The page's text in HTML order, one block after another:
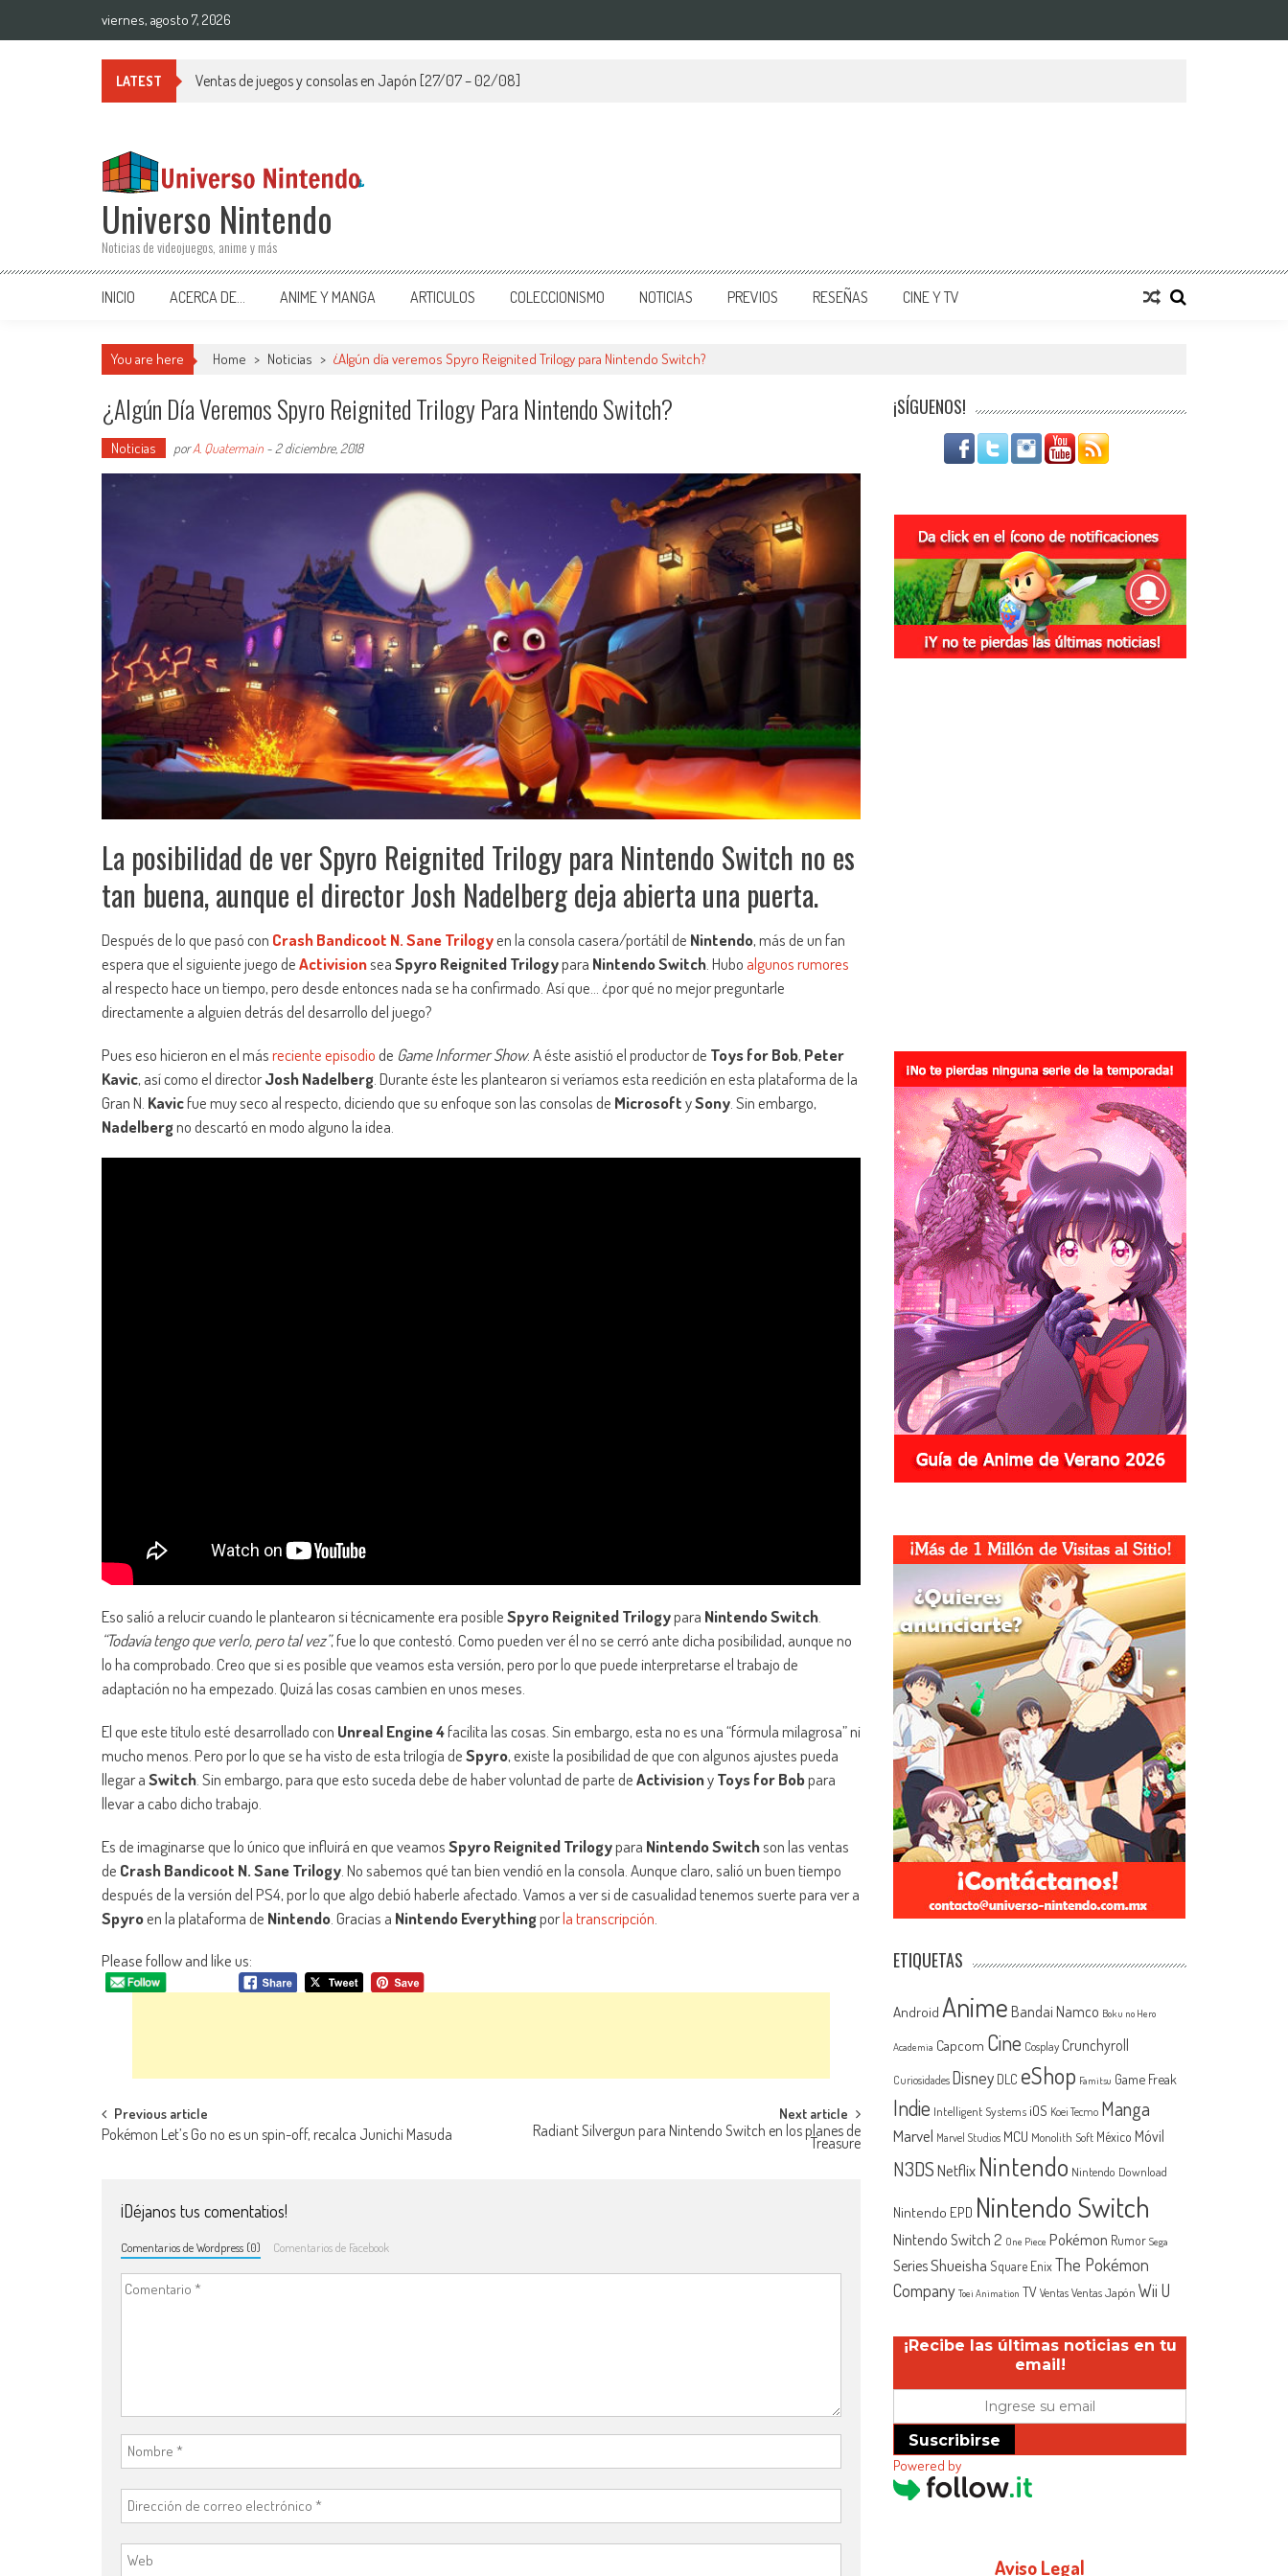
viernes, agosto 7, 2026
LATEST Ventas de juegos y consolas en Japón [27/07 – 02/08]
Universo Nintendo
Noticias de videojuegos, anime y más
INICIO ACERCA DE… ANIME Y MANGA ARTICULOS COLECCIONISMO NOTICIAS PREVIOS RESEÑAS CINE Y TV
You are here Home > Noticias > ¿Algún día veremos Spyro Reignited Trilogy para Nintendo Switch?
¿Algún Día Veremos Spyro Reignited Trilogy Para Nintendo Switch?
Noticias porA. Quatermain - 2 diciembre, 2018
La posibilidad de ver Spyro Reignited Trilogy para Nintendo Switch no es
tan buena, aunque el director Josh Nadelberg deja abierta una puerta.
Después de lo que pasó con Crash Bandicoot N. Sane Trilogyen la consola casera/portátil de Nintendo, más de un fan
espera que el siguiente juego deActivisionseaSpyro Reignited Trilogypara Nintendo Switch. Hubo algunos rumores
al respecto hace un tiempo, pero desde entonces nada se ha confirmado. Así que… ¿por qué no mejor preguntarle
directamente a alguien detrás del desarrollo del juego?
Pues eso hicieron en el másreciente episodiode Game Informer Show. A éste asistió el productor de Toys for Bob, Peter
Kavic, así como el directorJosh Nadelberg. Durante éste les plantearon si veríamos esta reedición en esta plataforma de la
Gran N. Kavicfue muy seco al respecto, diciendo que su enfoque son las consolas de MicrosoftySony. Sin embargo,
Nadelbergno descartó en modo alguno la idea.
Eso salió a relucir cuando le plantearon si técnicamente era posibleSpyro Reignited Trilogypara Nintendo Switch
“Todavía tengo que verlo, pero tal vez”, fue lo que contestó. Como pueden ver él no se cerró ante dicha posibilidad, aunque no
lo ha comprobado. Creo que si es posible que veamos esta versión, pero por lo que puede interpretarse el trabajo de
adaptación no ha empezado. Quizá las cosas cambien en unos meses.
El que este título esté desarrollado con Unreal Engine 4facilita las cosas. Sin embargo, esta no es una “fórmula milagrosa” ni
mucho menos. Pero por lo que se ha visto de esta trilogía deSpyro, existe la posibilidad de que con algunos ajustes pueda
llegar aSwitch . Sin embargo, para que esto suceda debe de haber voluntad de parte deActivisionyToys for Bobpara
llevar a cabo dicho trabajo.
Es de imaginarse que lo único que influirá en que veamosSpyro Reignited Trilogypara Nintendo Switchson las ventas
de Crash Bandicoot N. Sane Trilogy . No sabemos qué tan bien vendió en la consola. Aunque claro, salió un buen tiempo
después de la versión del PS4, por lo que algo debió haberle afectado. Vamos a ver si de casualidad tenemos suerte para ver a
Spyroen la plataforma de Nintendo . Gracias a Nintendo Everythingporla transcripción
Please follow and like us:
Navegación de entradas
Previous article
Pokémon Let’s Go no es un spin-off, recalca Junichi Masuda
Next article
Radiant Silvergun para Nintendo Switch en los planes de
Treasure
¡Déjanos tus comentatios!
Comentarios de Wordpress (0) Comentarios de Facebook
¡SÍGUENOS!
ETIQUETAS
Android Anime Bandai Namco Boku no Hero
Academia Capcom Cine Cosplay Crunchyroll
Curiosidades Disney DLC eShop Famitsu Game Freak
Indie Intelligent Systems iOS Koei Tecmo Manga
Marvel Marvel Studios MCU Monolith Soft México Móvil
N3DSNetflix Nintendo Nintendo Download
Nintendo EPD Nintendo Switch
Nintendo Switch 2 One Piece Pokémon Rumor Sega
SeriesShueisha Square EnixThe Pokémon
Company Toei Animation TV Ventas Ventas Japón Wii U
¡Recibe las últimas noticias en tu
email!
Suscribirse
Powered by
Aviso Legal